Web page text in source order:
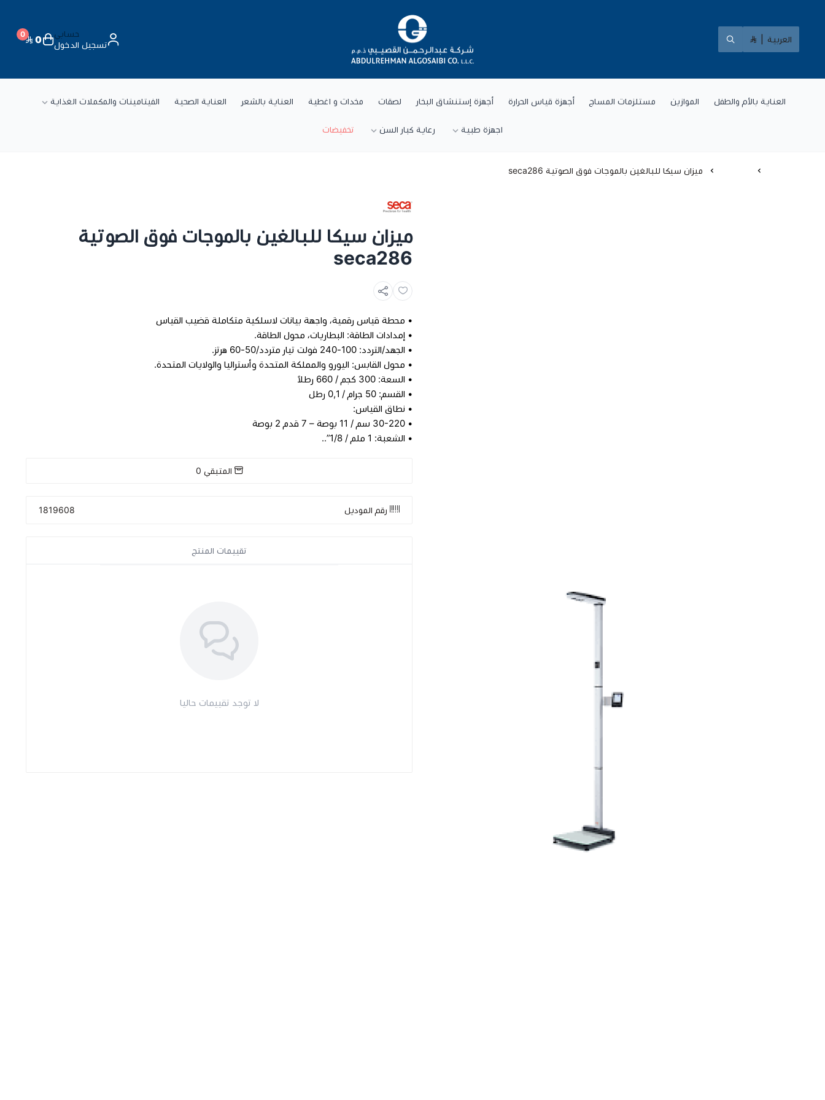
العربية
شركة عبد الرحمن القصيبي للتجارة العامة
حسابي
تسجيل الدخول
0
0
العناية بالأم والطفل الموازين مستلزمات المساج أجهزة قياس الحرارة أجهزة إستنشاق البخار لصقات مخدات و اغطية العناية بالشعر العناية الصحية الفيتامينات والمكملات الغذاية
اجهزة طبية رعاية كبار السن تخفيضات
ميزان سيكا للبالغين بالموجات فوق الصوتية seca286
ميزان سيكا للبالغين بالموجات فوق الصوتية
seca286
• محطة قياس رقمية، واجهة بيانات لاسلكية متكاملة قضيب القياس
• إمدادات الطاقة: البطاريات، محول الطاقة.
• الجهد/التردد: 100-240 فولت تيار متردد/50-60 هرتز.
• محول القابس: اليورو والمملكة المتحدة وأستراليا والولايات المتحدة.
• السعة: 300 كجم / 660 رطلاً
• القسم: 50 جرام / 0,1 رطل
• نطاق القياس:
• 30-220 سم / 11 بوصة – 7 قدم 2 بوصة
• الشعبة: 1 ملم / 1/8”..
المتبقي 0
رقم الموديل 1819608
تقييمات المنتج
لا توجد تقييمات حاليا